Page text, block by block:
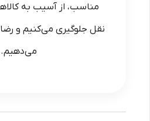
مناسب، از آسیب به
نقل جلوگیری می‌کنیم و
می‌دهیم.